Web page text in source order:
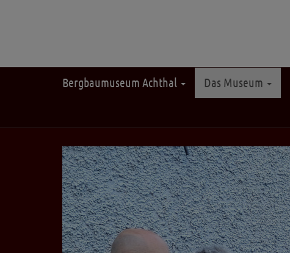
Bergbaumuseum Achthal Das Museum